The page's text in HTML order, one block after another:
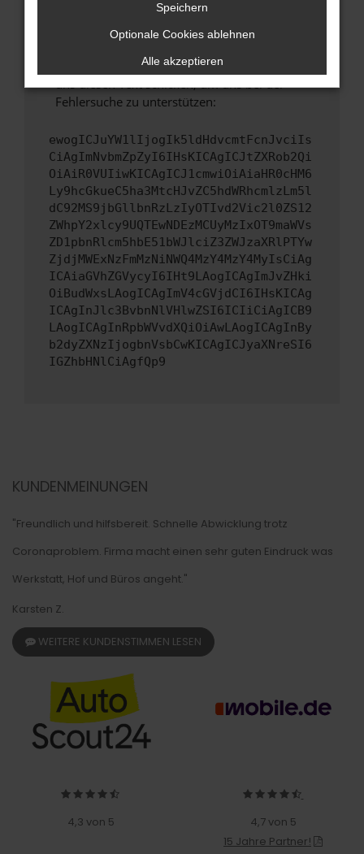
Wende dich an den Webseitenbetreiber.
Wenn du alle oben genannten Schritte versucht
versuchen, das Problem zu beheben. Du kannst
uns diesen Text schicken, um uns bei der
Fehlersuche zu unterstützen:
ewogICJuYW1lIjogIk5ldHdvcmtFcnJvciIs
CiAgImNvbmZpZyI6IHsKICAgICJtZXRob2Qi
OiAiR0VUIiwKICAgICJ1cmwiOiAiaHR0cHM6
Ly9hcGkueC5ha3MtcHJvZC5hdWRhcmlzLm5l
dC92MS9jbGllbnRzLzIyOTIvd2Vic2l0ZS12
ZWhpY2xlcy9UQTEwNDEzMCUyMzIxOT9maWVs
ZD1pbnRlcm5hbE51bWJlciZ3ZWJzaXRlPTYw
ZjdjMWExNzFmMzNiNWQ4MzY4MzY4MyIsCiAg
ICAiaGVhZGVycyI6IHt9LAogICAgImJvZHki
OiBudWxsLAogICAgImV4cGVjdCI6IHsKICAg
ICAgInJlc3BvbnNlVHlwZSI6ICIiCiAgICB9
LAogICAgInRpbWVvdXQiOiAwLAogICAgInBy
b2dyZXNzIjogbnVsbCwKICAgICJyaXNreSI6
IGZhbHNlCiAgfQp9
KUNDENMEINUNGEN
"Freundlich und hilfsbereit. Schnelle Abwicklung trotz
Coronaproblem. Firma macht einen sehr guten Eindruck was
Werkstatt, Hof und Büros angeht."
Karsten Z.
WEITERE KUNDENSTIMMEN LESEN
4,3 von 5
4,7 von 5
15 Jahre Partner!
Speichern
Optionale Cookies ablehnen
Alle akzeptieren